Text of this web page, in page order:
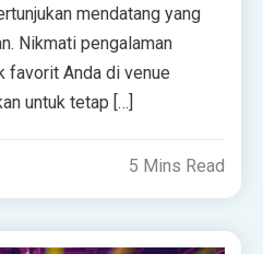
mendatang yang
Nikmati pengalaman
favorit Anda di venue
untuk tetap […]
5 Mins Read